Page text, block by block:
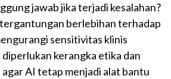
jawab jika terjadi kesalahan?
berlebihan terhadap
sensitivitas klinis
kerangka etika dan
agar AI tetap menjadi alat bantu